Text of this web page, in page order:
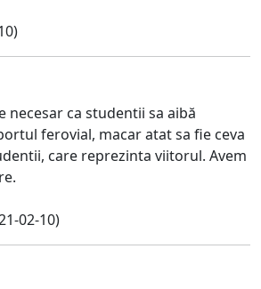
necesar ca studentii sa aibă
ferovial, macar atat sa fie ceva
care reprezinta viitorul. Avem
02-10)